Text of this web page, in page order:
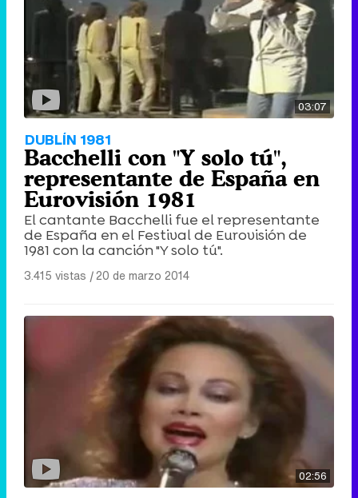
03:07
DUBLÍN 1981
Bacchelli con "Y solo tú",
representante de España en
Eurovisión 1981
El cantante Bacchelli fue el representante
de España en el Festival de Eurovisión de
1981 con la canción "Y solo tú".
3.415 vistas |20 de marzo 2014
02:56